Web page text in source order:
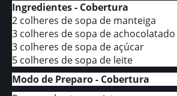
Ingredientes - Cobertura
2 colheres de sopa de manteiga
3 colheres de sopa de
3 colheres de sopa de açúcar
5 colheres de sopa de leite
Modo de Preparo - Cobertura